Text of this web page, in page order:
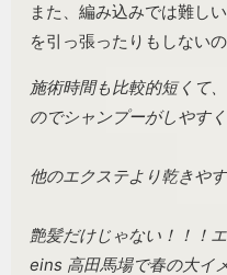
また、編み込みでは難し
を引っ張ったりもしない
施術時間も比較的短くて
のでシャンプーがしやす
他のエクステより乾きや
艶髪だけじゃない！！！
eins 高田馬場で春の大イ